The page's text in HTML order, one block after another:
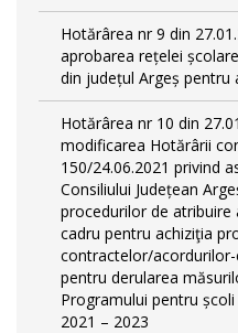
Hotărârea nr 9 din
aprobarea rețelei
din județul Argeș pentru
Hotărârea nr 10 din
modificarea Hotărârii
150/24.06.2021 privind
Consiliului Județean
procedurilor de
cadru pentru achiziţia
contractelor/
pentru derularea
Programului pentru
2021 – 2023